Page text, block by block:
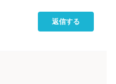
返信する